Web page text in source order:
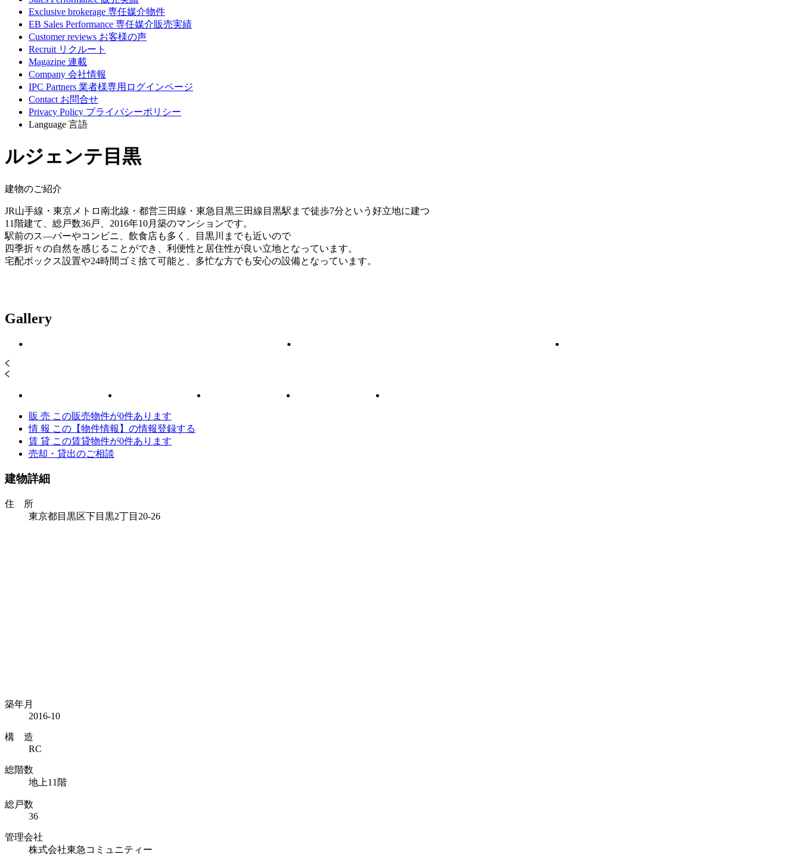
Exclusive brokerage 専任媒介物件
EB Sales Performance 専任媒介販売実績
Customer reviews お客様の声
Recruit リクルート
Magazine 連載
Company 会社情報
IPC Partners 業者様専用ログインページ
Contact お問合せ
Privacy Policy プライバシーポリシー
Language 言語
ルジェンテ目黒
建物のご紹介
JR山手線・東京メトロ南北線・都営三田線・東急目黒三田線目黒駅まで徒歩7分という好立地に建つ
11階建て、総戸数36戸、2016年10月築のマンションです。
駅前のス―パーやコンビニ、飲食店も多く、目黒川までも近いので
四季折々の自然を感じることができ、利便性と居住性が良い立地となっています。
宅配ボックス設置や24時間ゴミ捨て可能と、多忙な方でも安心の設備となっています。
Gallery
販 売 この販売物件が0件あります
情 報 この【物件情報】の情報登録する
賃 貸 この賃貸物件が0件あります
売却・貸出のご相談
建物詳細
住 所
東京都目黒区下目黒2丁目20-26
築年月
2016-10
構 造
RC
総階数
地上11階
総戸数
36
管理会社
株式会社東急コミュニティー